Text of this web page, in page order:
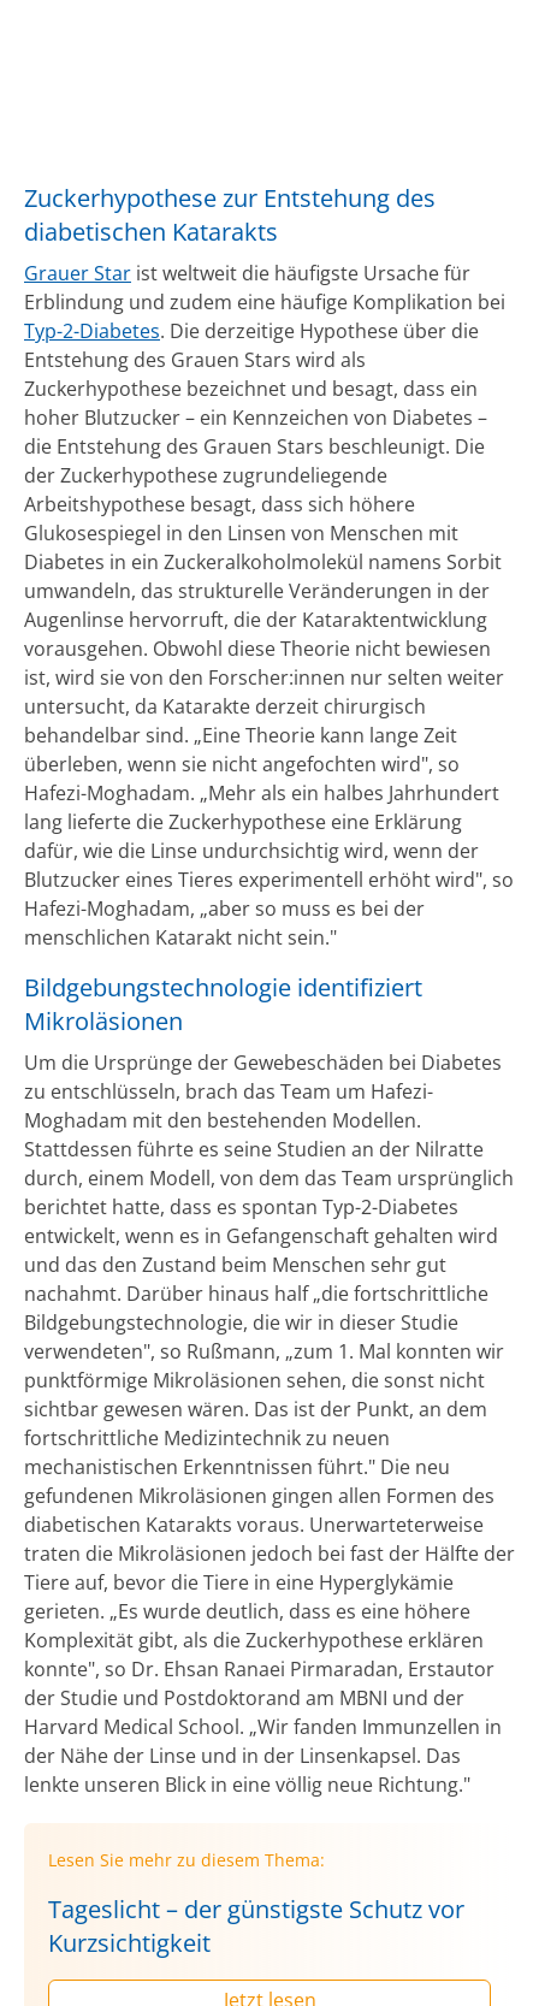
Zuckerhypothese zur Entstehung des
diabetischen Katarakts
Grauer Star ist weltweit die häufigste Ursache für
Erblindung und zudem eine häufige Komplikation bei
Typ-2-Diabetes. Die derzeitige Hypothese über die
Entstehung des Grauen Stars wird als
Zuckerhypothese bezeichnet und besagt, dass ein
hoher Blutzucker – ein Kennzeichen von Diabetes –
die Entstehung des Grauen Stars beschleunigt. Die
der Zuckerhypothese zugrundeliegende
Arbeitshypothese besagt, dass sich höhere
Glukosespiegel in den Linsen von Menschen mit
Diabetes in ein Zuckeralkoholmolekül namens Sorbit
umwandeln, das strukturelle Veränderungen in der
Augenlinse hervorruft, die der Kataraktentwicklung
vorausgehen. Obwohl diese Theorie nicht bewiesen
ist, wird sie von den Forscher:innen nur selten weiter
untersucht, da Katarakte derzeit chirurgisch
behandelbar sind. „Eine Theorie kann lange Zeit
überleben, wenn sie nicht angefochten wird", so
Hafezi-Moghadam. „Mehr als ein halbes Jahrhundert
lang lieferte die Zuckerhypothese eine Erklärung
dafür, wie die Linse undurchsichtig wird, wenn der
Blutzucker eines Tieres experimentell erhöht wird", so
Hafezi-Moghadam, „aber so muss es bei der
menschlichen Katarakt nicht sein."
Bildgebungstechnologie identifiziert
Mikroläsionen
Um die Ursprünge der Gewebeschäden bei Diabetes
zu entschlüsseln, brach das Team um Hafezi-
Moghadam mit den bestehenden Modellen.
Stattdessen führte es seine Studien an der Nilratte
durch, einem Modell, von dem das Team ursprünglich
berichtet hatte, dass es spontan Typ-2-Diabetes
entwickelt, wenn es in Gefangenschaft gehalten wird
und das den Zustand beim Menschen sehr gut
nachahmt. Darüber hinaus half „die fortschrittliche
Bildgebungstechnologie, die wir in dieser Studie
verwendeten", so Rußmann, „zum 1. Mal konnten wir
punktförmige Mikroläsionen sehen, die sonst nicht
sichtbar gewesen wären. Das ist der Punkt, an dem
fortschrittliche Medizintechnik zu neuen
mechanistischen Erkenntnissen führt." Die neu
gefundenen Mikroläsionen gingen allen Formen des
diabetischen Katarakts voraus. Unerwarteterweise
traten die Mikroläsionen jedoch bei fast der Hälfte der
Tiere auf, bevor die Tiere in eine Hyperglykämie
gerieten. „Es wurde deutlich, dass es eine höhere
Komplexität gibt, als die Zuckerhypothese erklären
konnte", so Dr. Ehsan Ranaei Pirmaradan, Erstautor
der Studie und Postdoktorand am MBNI und der
Harvard Medical School. „Wir fanden Immunzellen in
der Nähe der Linse und in der Linsenkapsel. Das
lenkte unseren Blick in eine völlig neue Richtung."
Lesen Sie mehr zu diesem Thema:
Tageslicht – der günstigste Schutz vor
Kurzsichtigkeit
Jetzt lesen